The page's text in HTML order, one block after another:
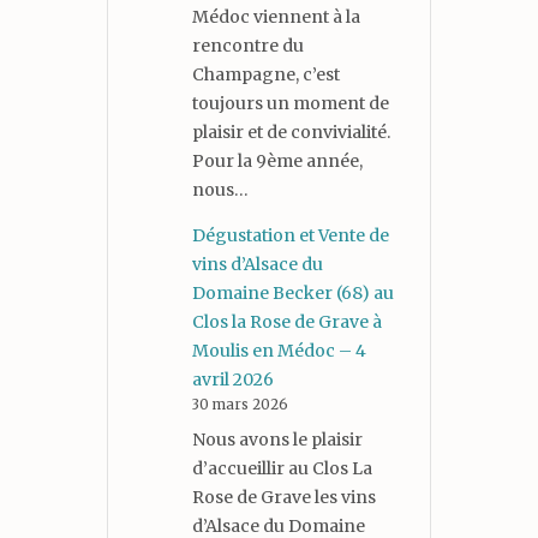
Médoc viennent à la
rencontre du
Champagne, c’est
toujours un moment de
plaisir et de convivialité.
Pour la 9ème année,
nous…
Dégustation et Vente de
vins d’Alsace du
Domaine Becker (68) au
Clos la Rose de Grave à
Moulis en Médoc – 4
avril 2026
30 mars 2026
Nous avons le plaisir
d’accueillir au Clos La
Rose de Grave les vins
d’Alsace du Domaine